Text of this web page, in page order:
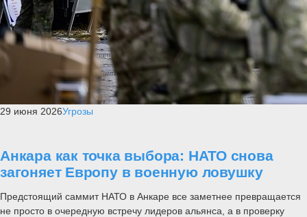
29 июня 2026Угрозы
Анкара как точка выбора: НАТО снова
загоняет Европу в военную ловушку
Предстоящий саммит НАТО в Анкаре все заметнее превращается
не просто в очередную встречу лидеров альянса, а в проверку